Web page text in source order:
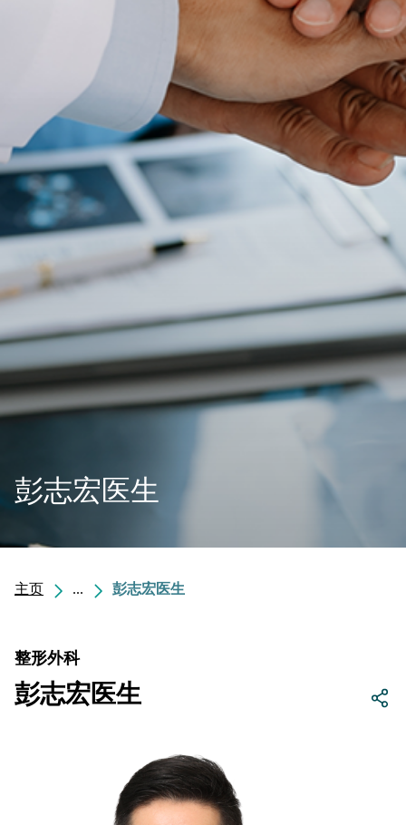
彭志宏医生
主页 ... 彭志宏医生
整形外科
彭志宏医生